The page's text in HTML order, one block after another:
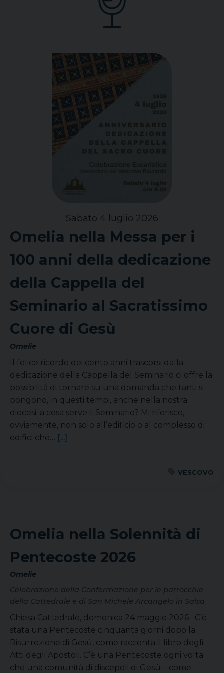
Sabato 4 luglio 2026
Omelia nella Messa per i
100 anni della dedicazione
della Cappella del
Seminario al Sacratissimo
Cuore di Gesù
Omelie
Il felice ricordo dei cento anni trascorsi dalla
dedicazione della Cappella del Seminario ci offre la
possibilità di tornare su una domanda che tanti si
pongono, in questi tempi, anche nella nostra
diocesi: a cosa serve il Seminario? Mi riferisco,
ovviamente, non solo all’edificio o al complesso di
edifici che… [...]
VESCOVO
Omelia nella Solennità di
Pentecoste 2026
Omelie
Celebrazione della Confermazione per le parrocchie
della Cattedrale e di San Michele Arcangelo in Salsa
Chiesa Cattedrale, domenica 24 maggio 2026 C’è
stata una Pentecoste cinquanta giorni dopo la
Risurrezione di Gesù, come racconta il libro degli
Atti degli Apostoli. C’è una Pentecoste ogni volta
che una comunità di discepoli di Gesù – come